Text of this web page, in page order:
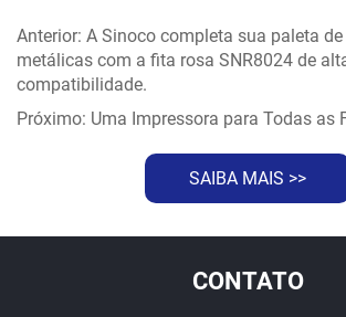
Anterior: A Sinoco completa sua paleta
metálicas com a fita rosa SNR8024 de
compatibilidade.
Próximo: Uma Impressora para Todas as
SAIBA MAIS >>
CONTATO